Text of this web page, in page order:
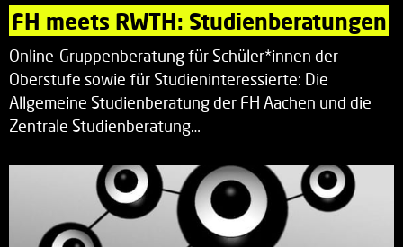
FH meets RWTH: Studienberatungen
Online-Gruppenberatung für Schüler*innen der
Oberstufe sowie für Studieninteressierte: Die
Allgemeine Studienberatung der FH Aachen und die
Zentrale Studienberatung…